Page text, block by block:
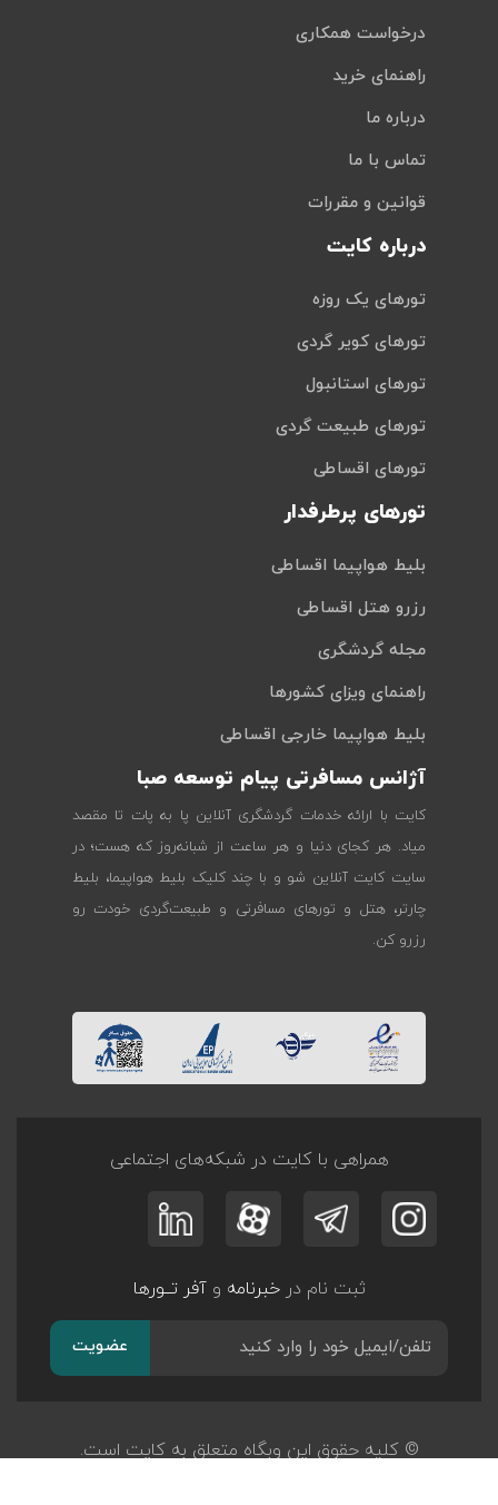
درخواست همکاری
راهنمای خرید
درباره ما
تماس با ما
قوانین و مقررات
درباره کایت
تورهای یک روزه
تورهای کویر گردی
تورهای استانبول
تورهای طبیعت گردی
تورهای اقساطی
تورهای پرطرفدار
بلیط هواپیما اقساطی
رزرو هتل اقساطی
مجله گردشگری
راهنمای ویزای کشورها
بلیط هواپیما خارجی اقساطی
آژانس مسافرتی پیام توسعه صبا
کایت با ارائه خدمات گردشگری آنلاین پا به پات تا مقصد
میاد. هر کجای دنیا و هر ساعت از شبانه‌روز که هست؛ در
سایت کایت آنلاین شو و با چند کلیک بلیط هواپیما، بلیط
چارتر، هتل و تورهای مسافرتی و طبیعت‌گردی خودت رو
رزرو کن.
همراهی با کایت در شبکه‌های اجتماعی
ثبت نام درخبرنامه وآفر تــورها
عضویت
© کلیه حقوق این وبگاه متعلق به کایت است.